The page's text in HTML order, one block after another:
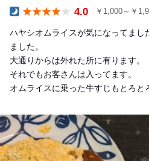
4.0 ￥1,000～￥
ハヤシオムライスが気になってまし
ました。
大通りからは外れた所に有りま
それでもお客さんは入ってます。
オムライスに乗った牛すじもとろと